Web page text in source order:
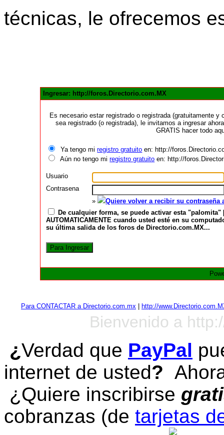
técnicas, le ofrecemos
Ingresar: http://foros.Directorio.com.MX
Es necesario estar registrado o registrada (gratuitamente
sea registrado (o registrada), le invitamos a ingresar
GRATIS hacer todo
Ya tengo miregistro gratuito en: http://
Aún no tengo miregistro gratuito en: http://
Usuario
Contrasena
»
Quiere volver a recibir su
De cualquier forma, se puede activar esta
AUTOMATICAMENTE cuando usted esté en su
su última salida de los foros de Directorio.com.MX...
Para CONTACTAR a Directorio.com.mx http://
Bienvenido a
¿Verdad que PayPal
internet de usted?
¿Quiere inscribirse
cobranzas (de tarjetas